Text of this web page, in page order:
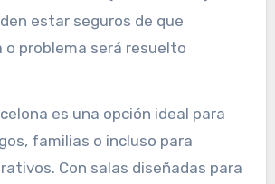
estar seguros de que
o problema será resuelto
es una opción ideal para
familias o incluso para
Con salas diseñadas para